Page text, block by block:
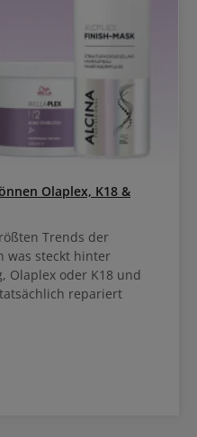
Olaplex, K18 &
Trends der
was steckt hinter
Olaplex oder K18 und
repariert